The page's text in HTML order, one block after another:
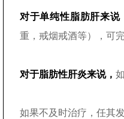
对于单纯性脂肪肝来说
重，戒烟戒酒等），可完
对于脂肪性肝炎来说，
如果不及时治疗，任其